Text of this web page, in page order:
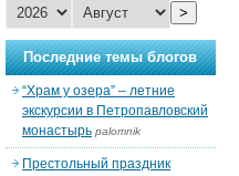
>
Последние темы блогов
“Храм у озера” – летние
экскурсии в Петропавловский
монастырь palomnik
Престольный праздник